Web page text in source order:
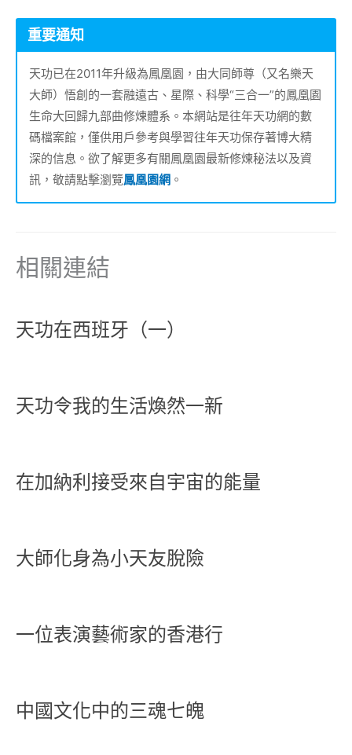
重要通知
天功已在2011年升級為鳳凰園，由大同師尊（又名樂天
大師）悟創的一套融遠古、星際、科學“三合一”的鳳凰園
生命大回歸九部曲修煉體系。本網站是往年天功網的數
碼檔案館，僅供用戶參考與學習往年天功保存著博大精
深的信息。欲了解更多有關鳳凰園最新修煉秘法以及資
訊，敬請點擊瀏覽鳳凰園網 。
相關連結
天功在西班牙（一）
天功令我的生活煥然一新
在加納利接受來自宇宙的能量
大師化身為小天友脫險
一位表演藝術家的香港行
中國文化中的三魂七魄